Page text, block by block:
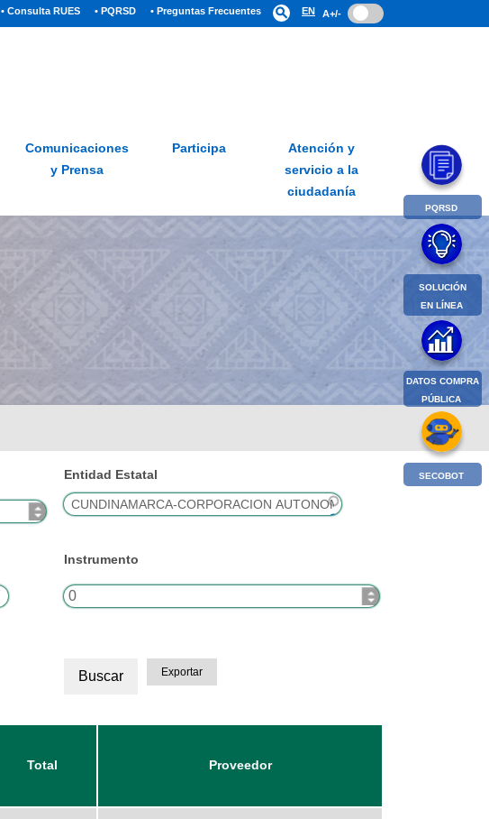
• Consulta RUES • PQRSD • Preguntas Frecuentes search EN A+/-
Comunicaciones
y Prensa
Participa
Atención y
servicio a la
ciudadanía
Entidad Estatal
Instrumento
Exportar
Total Proveedor
PQRSD
SOLUCIÓN
EN LÍNEA
DATOS COMPRA
PÚBLICA
SECOBOT